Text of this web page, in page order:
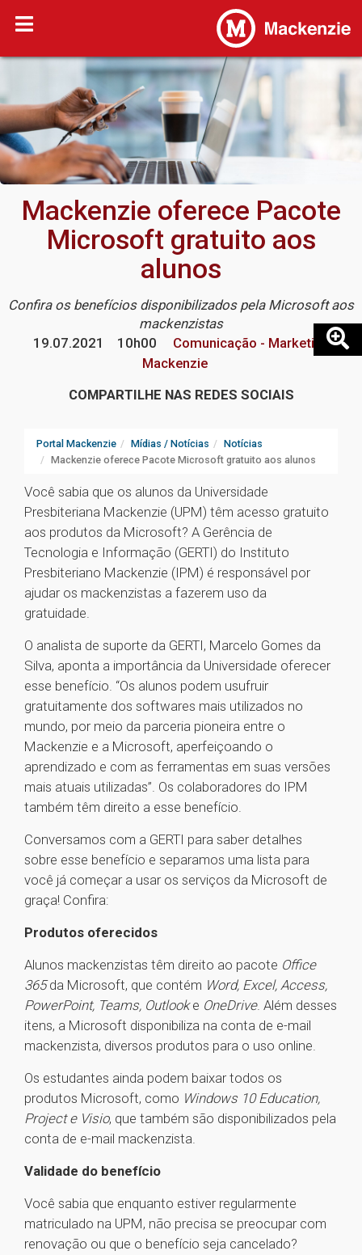
Mackenzie oferece Pacote
Microsoft gratuito aos
alunos
Confira os benefícios disponibilizados pela Microsoft aos
mackenzistas
19.07.2021
10h00
Comunicação - Marketing
Mackenzie
COMPARTILHE NAS REDES SOCIAIS
Portal Mackenzie Mídias / Notícias
Notícias
Mackenzie oferece Pacote Microsoft gratuito aos alunos
Você sabia que os alunos da Universidade
Presbiteriana Mackenzie (UPM) têm acesso gratuito
aos produtos da Microsoft? A Gerência de
Tecnologia e Informação (GERTI) do Instituto
Presbiteriano Mackenzie (IPM) é responsável por
ajudar os mackenzistas a fazerem uso da
gratuidade.
O analista de suporte da GERTI, Marcelo Gomes da
Silva, aponta a importância da Universidade oferecer
esse benefício. “Os alunos podem usufruir
gratuitamente dos softwares mais utilizados no
mundo, por meio da parceria pioneira entre o
Mackenzie e a Microsoft, aperfeiçoando o
aprendizado e com as ferramentas em suas versões
mais atuais utilizadas”. Os colaboradores do IPM
também têm direito a esse benefício.
Conversamos com a GERTI para saber detalhes
sobre esse benefício e separamos uma lista para
você já começar a usar os serviços da Microsoft de
graça! Confira:
Produtos oferecidos
Alunos mackenzistas têm direito ao pacote Office
365da Microsoft, que contém Word, Excel, Access,
PowerPoint, Teams, Outlooke OneDrive. Além desses
itens, a Microsoft disponibiliza na conta de e-mail
mackenzista, diversos produtos para o uso online.
Os estudantes ainda podem baixar todos os
produtos Microsoft, como Windows 10 Education,
Project e Visio, que também são disponibilizados pela
conta de e-mail mackenzista.
Validade do benefício
Você sabia que enquanto estiver regularmente
matriculado na UPM, não precisa se preocupar com
renovação ou que o benefício seja cancelado?